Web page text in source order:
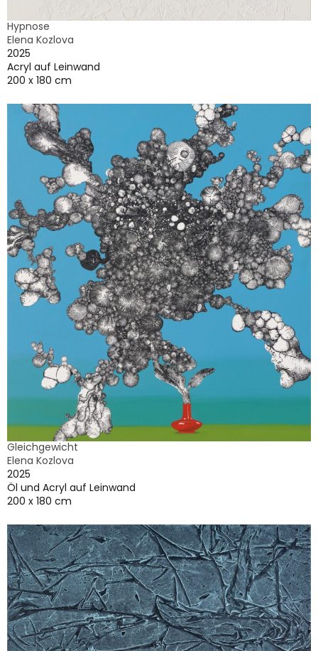
Hypnose
Elena Kozlova
2025
Acryl auf Leinwand
200 x 180 cm
Gleichgewicht
Elena Kozlova
2025
Öl und Acryl auf Leinwand
200 x 180 cm